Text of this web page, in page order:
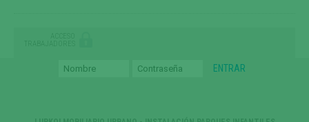
ACCESO
TRABAJADORES